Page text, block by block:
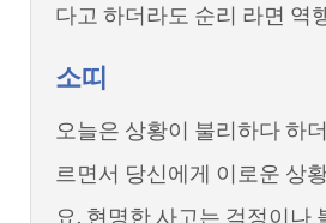
다고 하더라도 순리 라면 역
소띠
오늘은 상황이 불리하다 하
르면서 당신에게 이로운 상
요. 현명한 사고는 걱정이나